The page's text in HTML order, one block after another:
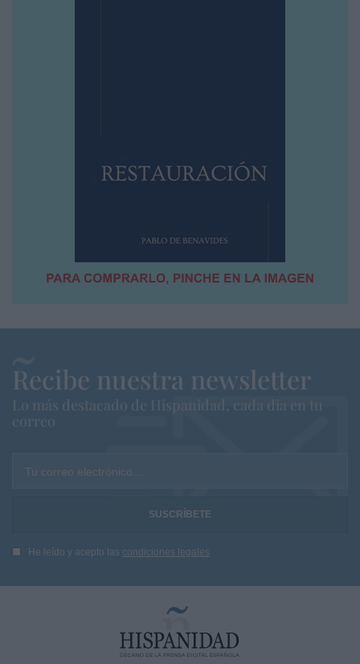
Recibe nuestra newsletter
Lo más destacado de Hispanidad, cada dia en tu
correo
Tu correo electrónico...
He leído y acepto las condiciones legales